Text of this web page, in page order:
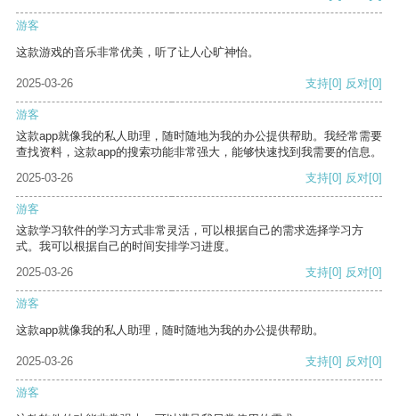
游客
这款游戏的音乐非常优美，听了让人心旷神怡。
2025-03-26 支持[0] 反对[0]
游客
这款app就像我的私人助理，随时随地为我的办公提供帮助。我经常需要
查找资料，这款app的搜索功能非常强大，能够快速找到我需要的信息。
2025-03-26
支持[0] 反对[0]
游客
这款学习软件的学习方式非常灵活，可以根据自己的需求选择学习方
式。我可以根据自己的时间安排学习进度。
2025-03-26
支持[0] 反对[0]
游客
这款app就像我的私人助理，随时随地为我的办公提供帮助。
2025-03-26 支持[0] 反对[0]
游客